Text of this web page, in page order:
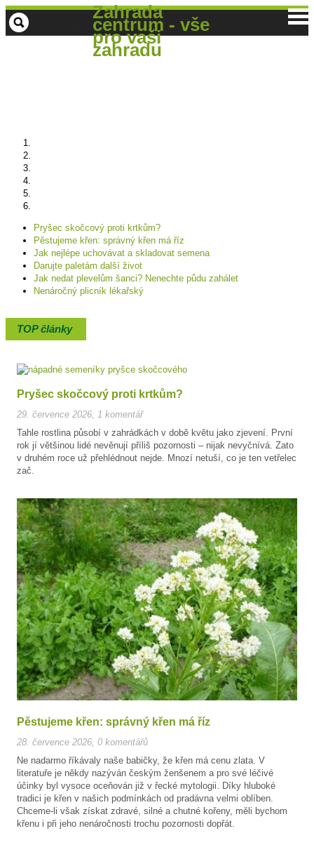
Zahrada
centrum - vše
pro vaši
zahradu
Pryšec skočcový proti krtkům?
Pěstujeme křen: správný křen má říz
Jak nejlépe uchovávat a skladovat semena
Darujte paletám další život
Jak nedat plevelům šanci? Nenechte půdu zahálet
Nenáročný plicník lékařský
TOP články
Pryšec skočcový proti krtkům?
29. července 2026, 1 komentář
Tahle rostlina působí v zahrádkách v době květu jako zjevení. První
rok jí většinou lidé nevěnují příliš pozornosti – nijak nevyčnívá. Zato
v druhém roce už přehlédnout nejde. Mnozí netuší, co je ten vetřelec
zač.
Pěstujeme křen: správný křen má říz
28. července 2026 0 komentářů
Ne nadarmo říkávaly naše babičky, že křen má cenu zlata. V
literatuře je někdy nazýván českým ženšenem a pro své léčivé
účinky byl vysoce oceňován již v řecké mytologii. Díky hluboké
tradici je křen v našich podmínkách od pradávna velmi oblíben.
Chceme-li však získat zdravé, silné a chutné kořeny, měli bychom
křenu i při jeho nenáročnosti trochu pozornosti dopřát.